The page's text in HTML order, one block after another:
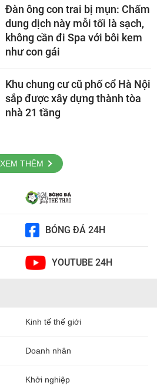
Đàn ông con trai bị mụn: Chấm
dung dịch này mỗi tối là sạch,
không cần đi Spa với bôi kem
như con gái
Khu chung cư cũ phố cổ Hà Nội
sắp được xây dựng thành tòa
nhà 21 tầng
XEM THÊM
BÓNG ĐÁ 24H
YOUTUBE 24H
Kinh tế thế giới
Doanh nhân
Khởi nghiệp